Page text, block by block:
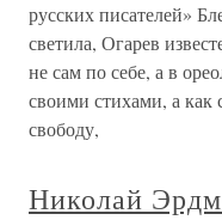
русских писателей»
светила, Огарев
не сам по себе, а в
своими стихами, а как
свободу,
Николай